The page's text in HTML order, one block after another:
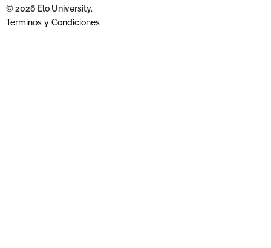
© 2026 Elo University.
Términos y Condiciones